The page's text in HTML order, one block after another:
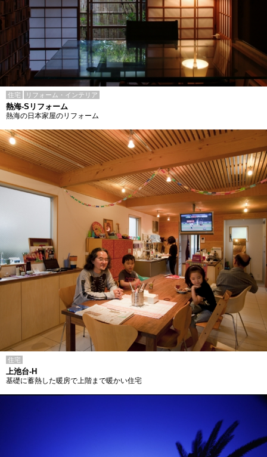
住宅 リフォーム・インテリア
熱海-Sリフォーム
熱海の日本家屋のリフォーム
住宅
上池台-H
基礎に蓄熱した暖房で上階まで暖かい住宅